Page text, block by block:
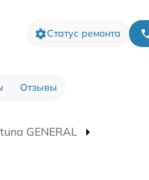
Статус ремонта
Отзывы
GENERAL